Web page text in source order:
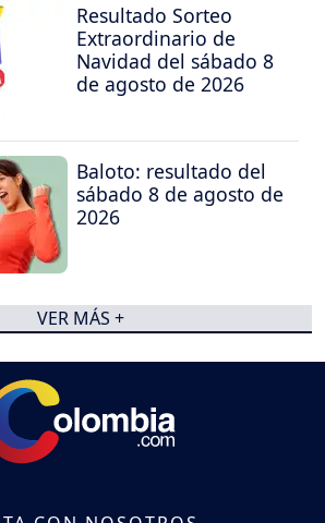
Resultado Sorteo
Extraordinario de
Navidad del sábado 8
de agosto de 2026
Baloto: resultado del
sábado 8 de agosto de
2026
VER MÁS +